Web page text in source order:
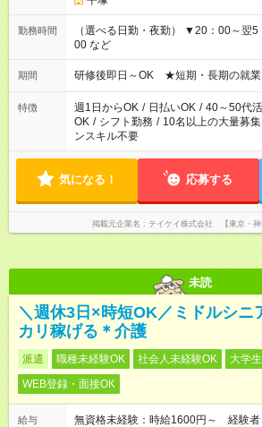
勤務時間
（選べる日勤・夜勤） ▼20：00～翌5
00 など
期間 研修後即日～OK ★短期・長期の就業
特徴 週1日からOK / 日払いOK / 40～50代
OK / シフト勤務 / 10名以上の大量募集
ンスキル不要
気になる！ 応募する
掲載元企業名 テイケイ株式会社 【東京・神
未読
＼週休3日×時短OK／ミドルシニ
カリ稼げる＊介護
派遣 職種未経験OK 社会人未経験OK 大学
WEB登録・面接OK
給与
無資格未経験：時給1600円～ 経験